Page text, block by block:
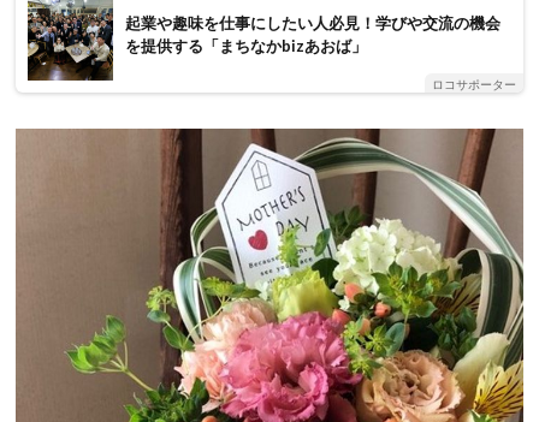
起業や趣味を仕事にしたい人必見！学びや交流の機会
を提供する「まちなかbizあおば」
ロコサポーター